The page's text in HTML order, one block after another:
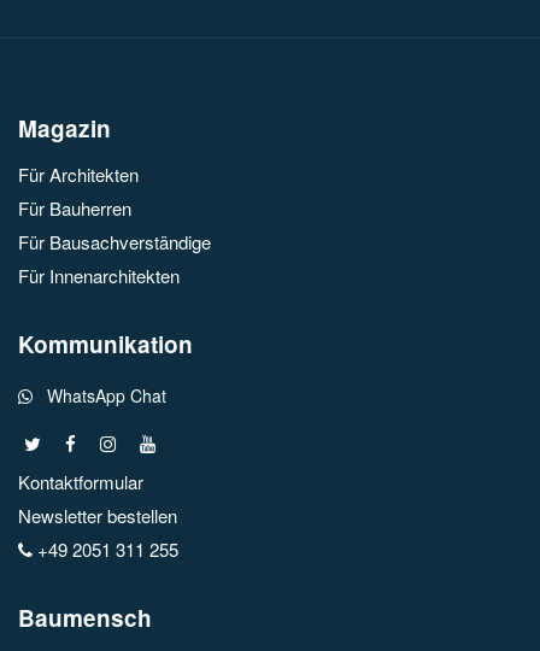
Magazin
Für Architekten
Für Bauherren
Für Bausachverständige
Für Innenarchitekten
Kommunikation
WhatsApp Chat
Kontaktformular
Newsletter bestellen
+49 2051 311 255
Baumensch